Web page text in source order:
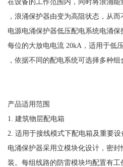
，浪涌保护器由变为高阻状态，从而
电源电涌保护器低压配电系统电涌保
每位的大放电电流 20kA，适用于低
，依据不同的配电系统可选择多种组
产品适用范围
1. 建筑物层配电箱
2. 适用于接线模式下配电箱及重要设
电涌保护器采用立模块化设计，密封
装。每组线路的防雷模块均配置有